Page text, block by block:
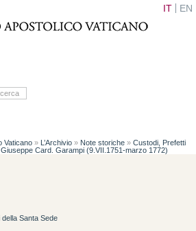
IT EN
Vaticano » L’Archivio » Note storiche » Custodi, Prefetti
Giuseppe Card. Garampi (9.VII.1751-marzo 1772)
Santa Sede